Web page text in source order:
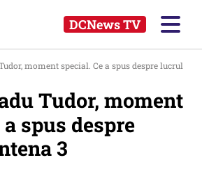
DCNews TV
moment special. Ce a spus despre lucrul
Tudor, moment
spus despre
3